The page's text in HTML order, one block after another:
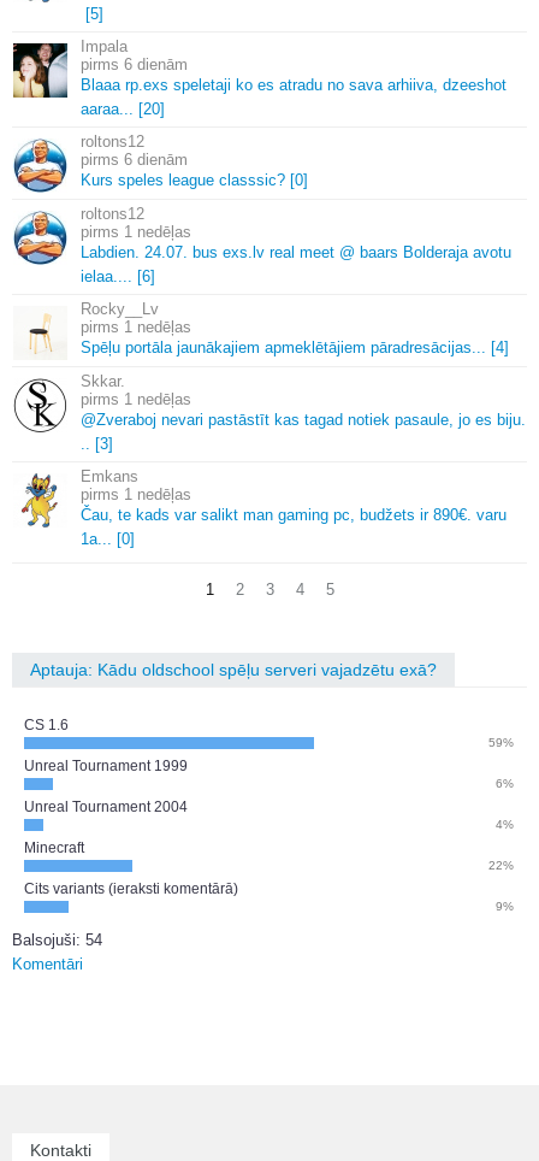
[5]
Impala
6 dienām
Blaaa rp. exs speletaji ko es atradu no sava arhiiva, dzeeshot
aaraa.
[20]
roltons12
6 dienām
Kurs speles league classsic? [0]
roltons12
1 nedēļas
Labdien. 24. 07. bus exs. lv real meet @ baars Bolderaja avotu
ielaa.
[6]
Rocky__Lv
1 nedēļas
Spēļu portāla jaunākajiem apmeklētājiem pāradresācijas.
[4]
Skkar.
1 nedēļas
@Zveraboj nevari pastāstīt kas tagad notiek pasaule, jo es biju.
[3]
Emkans
1 nedēļas
Čau, te kads var salikt man gaming pc, budžets ir 890€. varu
1a.
[0]
1 2 3 4 5
Aptauja: Kādu oldschool spēļu serveri vajadzētu exā?
CS 1.6
59%
Unreal Tournament 1999
6%
Unreal Tournament 2004
4%
Minecraft
22%
Cits variants (ieraksti komentārā)
9%
Balsojuši: 54
Komentāri
Kontakti